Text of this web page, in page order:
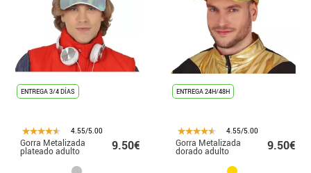
ENTREGA 3/4 DÍAS
4.55/5.00
Gorra Metalizada
plateado adulto 9.50€
ENTREGA 24H/48H
4.55/5.00
Gorra Metalizada
dorado adulto 9.50€